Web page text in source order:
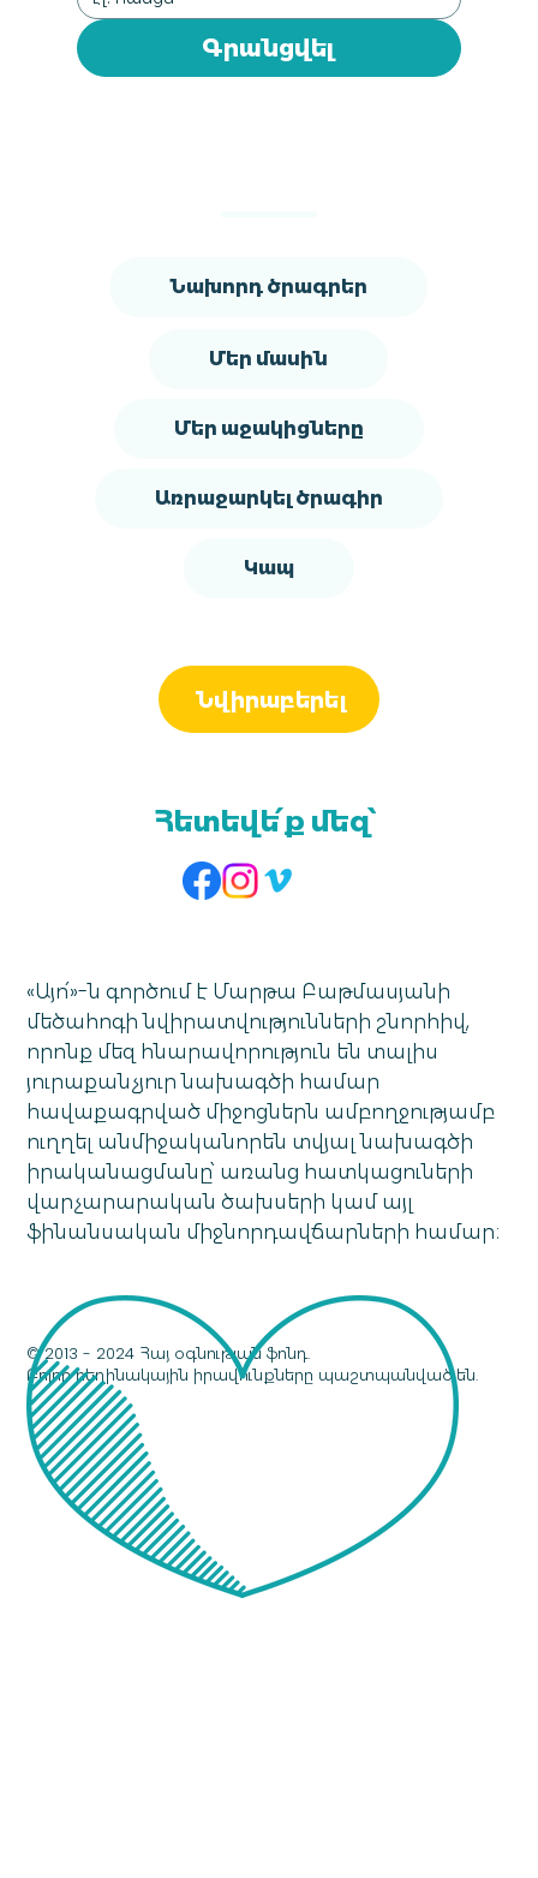
© 2013 - 2024 Հայ օգնության ֆոնդ.
Բոլոր հեղինակային իրավունքները պաշտպանված են.
«Այո՛»-ն գործում է Մարթա Բաթմասյանի
մեծահոգի նվիրատվությունների շնորհիվ,
որոնք մեզ հնարավորություն են տալիս
յուրաքանչյուր նախագծի համար
հավաքագրված միջոցներն ամբողջությամբ
ուղղել անմիջականորեն տվյալ նախագծի
իրականացմանը՝ առանց հատկացուների
վարչարարական ծախսերի կամ այլ
ֆինանսական միջնորդավճարների համար։
Հետեվե՛ք մեզ՝
Նվիրաբերել
Կապ
Առրաջարկել ծրագիր
Մեր աջակիցները
Մեր մասին
Նախորդ ծրագրեր
Գրանցվել